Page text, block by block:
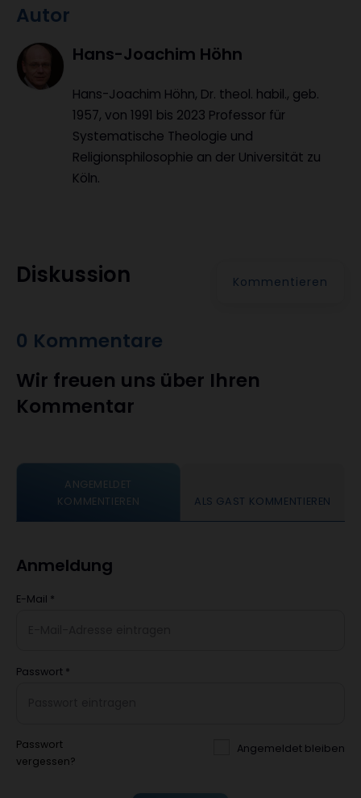
Überschrift
Artikel-
Infos
Autor
Hans-Joachim Höhn
Hans-Joachim Höhn, Dr. theol. habil., geb.
1957, von 1991 bis 2023 Professor für
Systematische Theologie und
Religionsphilosophie an der Universität zu
Köln.
Diskussion Kommentieren
0 Kommentare
Wir freuen uns über Ihren
Kommentar
ANGEMELDET
KOMMENTIEREN
ALS GAST KOMMENTIEREN
Anmeldung
E-Mail *
Passwort *
Passwort
vergessen?
Angemeldet bleiben